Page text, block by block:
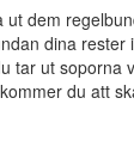
ut dem
dina rester
tar ut soporna
du att